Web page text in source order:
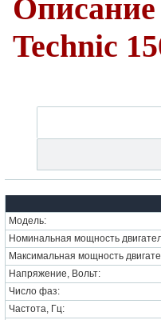
Technic
Модель:
Номинальная мощность
Максимальная мощность
Напряжение, Вольт:
Число фаз:
Частота, Гц: